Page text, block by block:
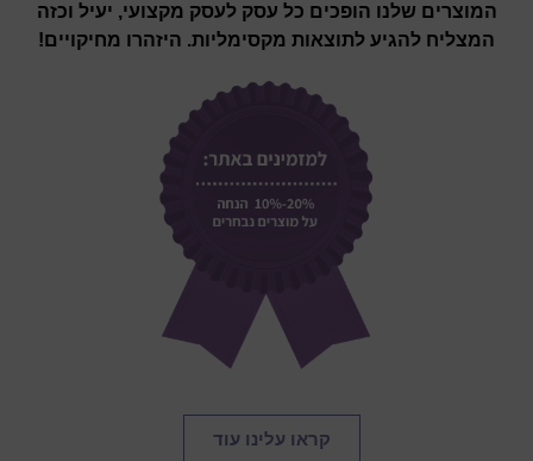
המוצרים שלנו הופכים כל עסק לעסק מקצועי, יעיל וכזה
המצליח להגיע לתוצאות מקסימליות. היזהרו מחיקויים!
קראו עלינו עוד